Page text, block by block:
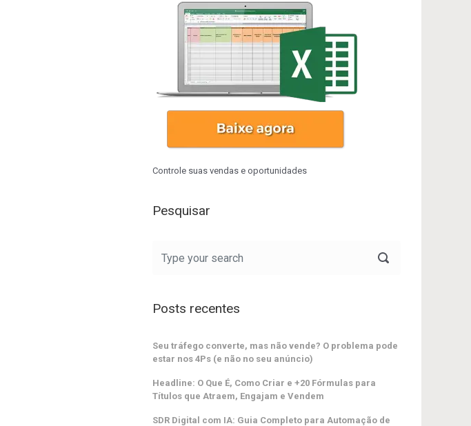
Controle suas vendas e oportunidades
Pesquisar
Posts recentes
Seu tráfego converte, mas não vende? O problema pode
estar nos 4Ps (e não no seu anúncio)
Headline: O Que É, Como Criar e +20 Fórmulas para
Títulos que Atraem, Engajam e Vendem
SDR Digital com IA: Guia Completo para Automação de